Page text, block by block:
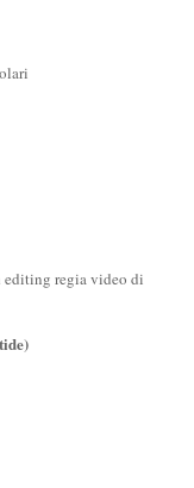
editing regia video di